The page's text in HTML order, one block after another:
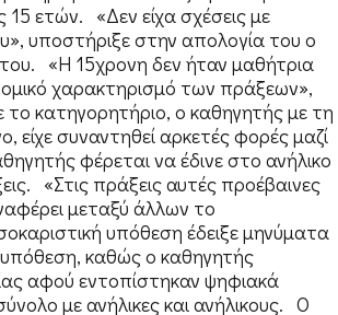
15 ετών. «Δεν είχα σχέσεις με
υποστήριξε στην απολογία του ο
«Η 15χρονη δεν ήταν μαθήτρια
χαρακτηρισμό των πράξεων»,
κατηγορητήριο, ο καθηγητής με τη
είχε συναντηθεί αρκετές φορές μαζί
φέρεται να έδινε στο ανήλικο
«Στις πράξεις αυτές προέβαινες
μεταξύ άλλων το
υπόθεση έδειξε μηνύματα
υπόθεση, καθώς ο καθηγητής
αφού εντοπίστηκαν ψηφιακά
με ανήλικες και ανήλικους. Ο